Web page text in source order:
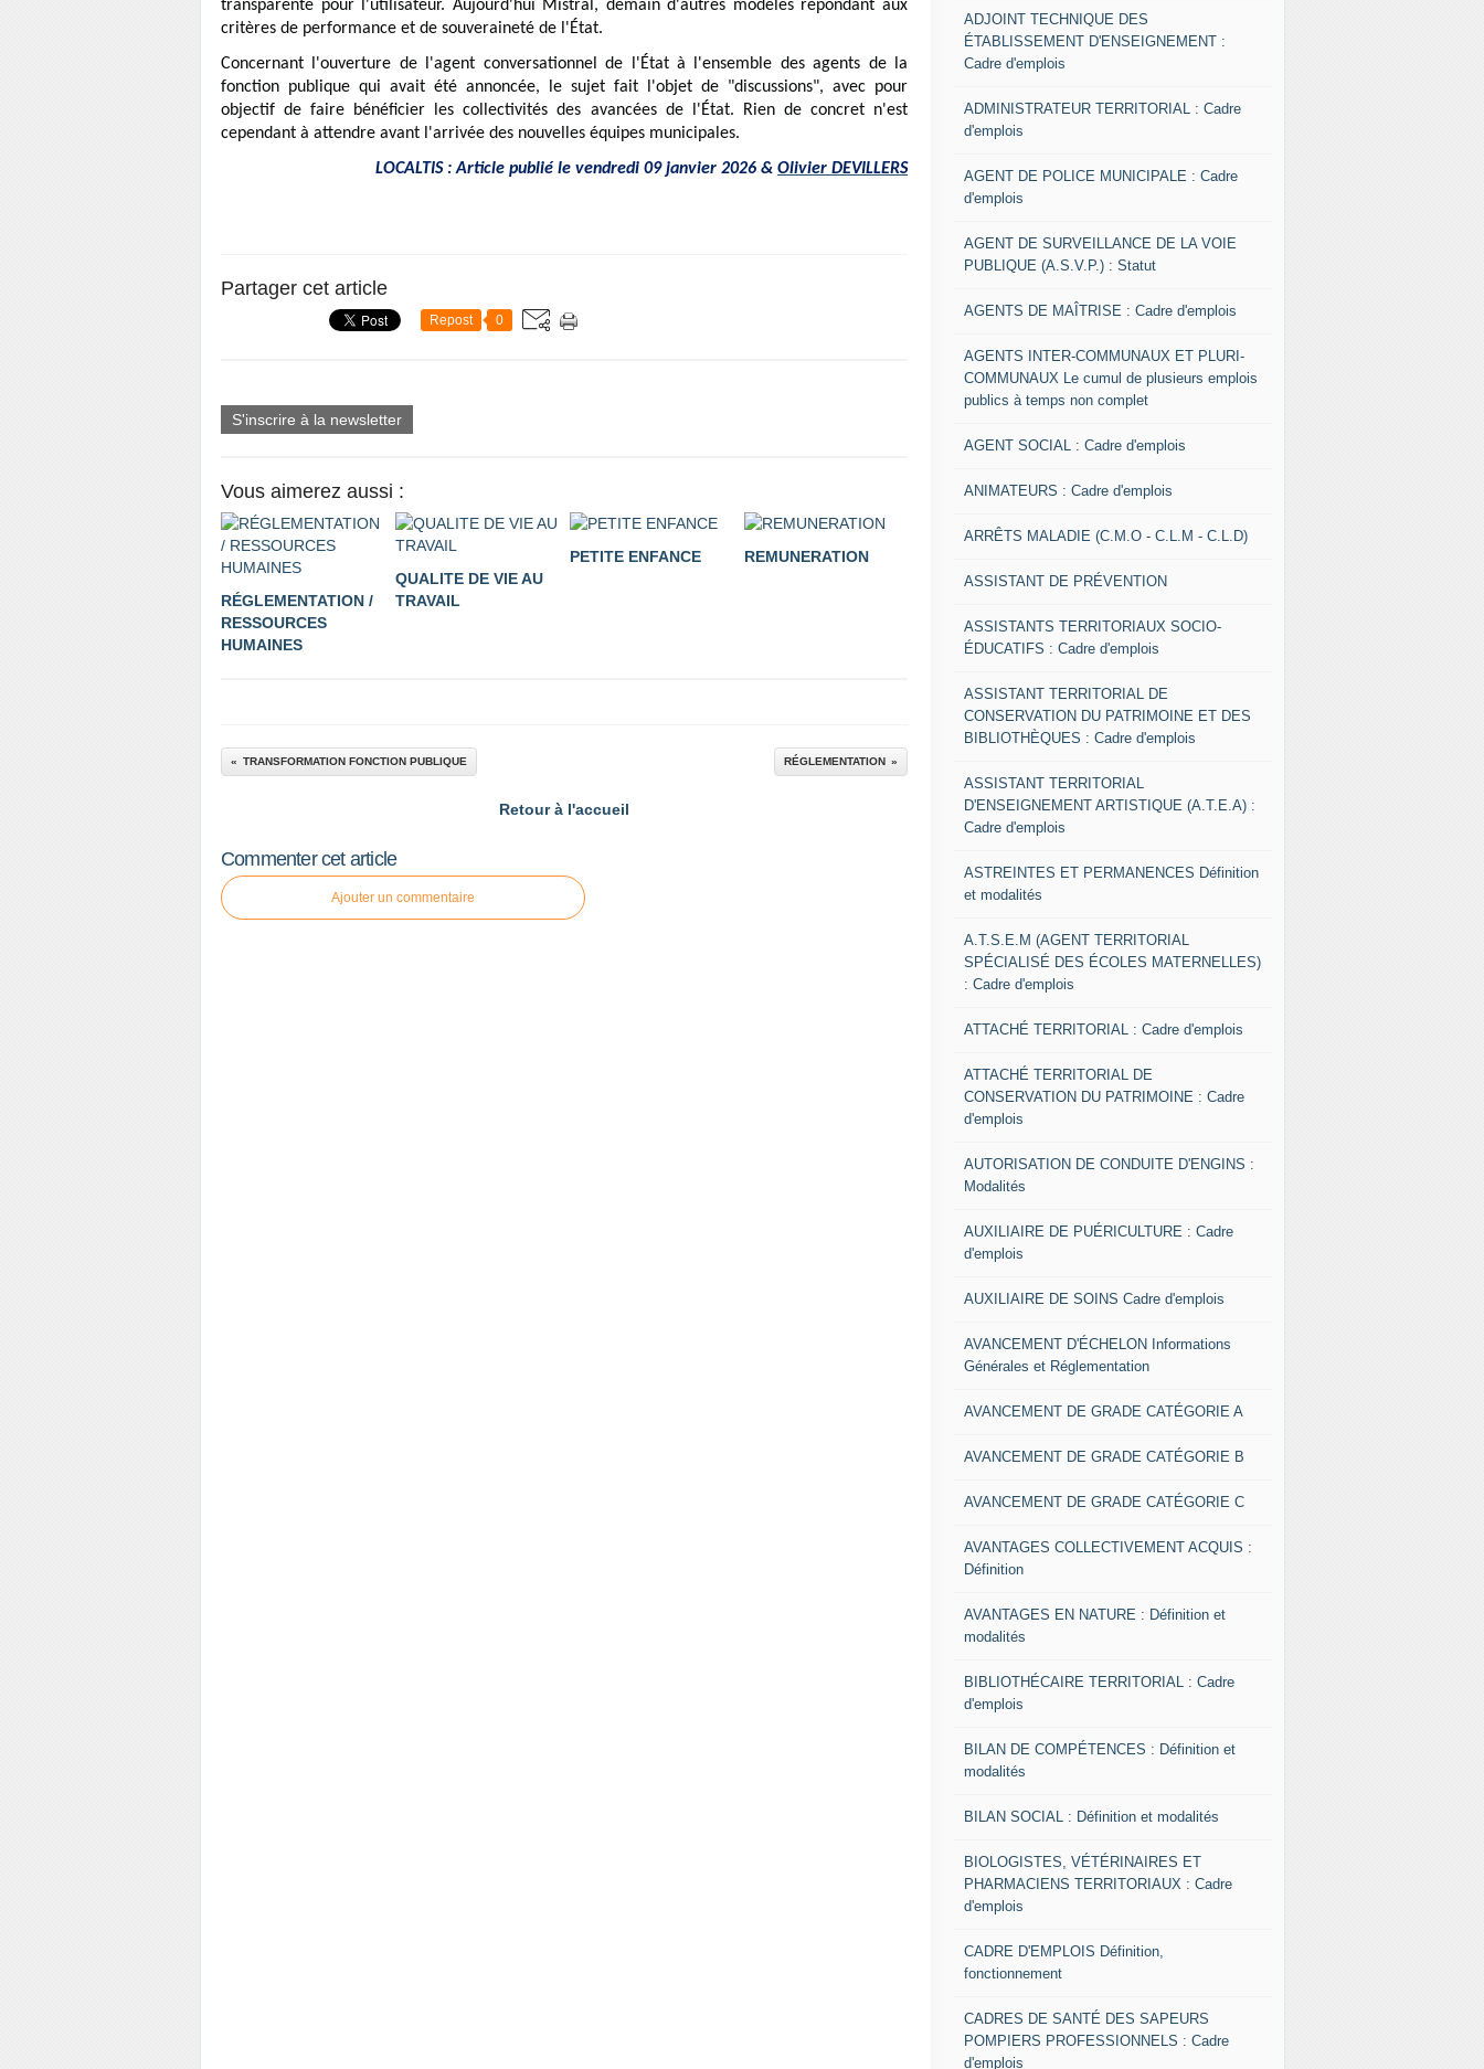
transparente pour l'utilisateur. Aujourd'hui Mistral, demain d'autres modèles répondant aux
critères de performance et de souveraineté de l'État.
Concernant l'ouverture de l'agent conversationnel de l'État à l'ensemble des agents de la
fonction publique qui avait été annoncée, le sujet fait l'objet de "discussions", avec pour
objectif de faire bénéficier les collectivités des avancées de l'État. Rien de concret n'est
cependant à attendre avant l'arrivée des nouvelles équipes municipales.
LOCALTIS : Article publié le vendredi 09 janvier 2026 & Olivier DEVILLERS
Partager cet article
Repost 0
S'inscrire à la newsletter
Vous aimerez aussi :
RÉGLEMENTATION /
RESSOURCES
HUMAINES
QUALITE DE VIE AU
TRAVAIL
PETITE ENFANCE REMUNERATION
TRANSFORMATION FONCTION PUBLIQUE RÉGLEMENTATION
Retour à l'accueil
Commenter cet article
Ajouter un commentaire
ADJOINT TECHNIQUE DES
ÉTABLISSEMENT D'ENSEIGNEMENT :
Cadre d'emplois
ADMINISTRATEUR TERRITORIAL : Cadre
d'emplois
AGENT DE POLICE MUNICIPALE : Cadre
d'emplois
AGENT DE SURVEILLANCE DE LA VOIE
PUBLIQUE (A.S.V.P.) : Statut
AGENTS DE MAÎTRISE : Cadre d'emplois
AGENTS INTER-COMMUNAUX ET PLURI-
COMMUNAUX Le cumul de plusieurs emplois
publics à temps non complet
AGENT SOCIAL : Cadre d'emplois
ANIMATEURS : Cadre d'emplois
ARRÊTS MALADIE (C.M.O - C.L.M - C.L.D)
ASSISTANT DE PRÉVENTION
ASSISTANTS TERRITORIAUX SOCIO-
ÉDUCATIFS : Cadre d'emplois
ASSISTANT TERRITORIAL DE
CONSERVATION DU PATRIMOINE ET DES
BIBLIOTHÈQUES : Cadre d'emplois
ASSISTANT TERRITORIAL
D'ENSEIGNEMENT ARTISTIQUE (A.T.E.A) :
Cadre d'emplois
ASTREINTES ET PERMANENCES Définition
et modalités
A.T.S.E.M (AGENT TERRITORIAL
SPÉCIALISÉ DES ÉCOLES MATERNELLES)
: Cadre d'emplois
ATTACHÉ TERRITORIAL : Cadre d'emplois
ATTACHÉ TERRITORIAL DE
CONSERVATION DU PATRIMOINE : Cadre
d'emplois
AUTORISATION DE CONDUITE D'ENGINS :
Modalités
AUXILIAIRE DE PUÉRICULTURE : Cadre
d'emplois
AUXILIAIRE DE SOINS Cadre d'emplois
AVANCEMENT D'ÉCHELON Informations
Générales et Réglementation
AVANCEMENT DE GRADE CATÉGORIE A
AVANCEMENT DE GRADE CATÉGORIE B
AVANCEMENT DE GRADE CATÉGORIE C
AVANTAGES COLLECTIVEMENT ACQUIS :
Définition
AVANTAGES EN NATURE : Définition et
modalités
BIBLIOTHÉCAIRE TERRITORIAL : Cadre
d'emplois
BILAN DE COMPÉTENCES : Définition et
modalités
BILAN SOCIAL : Définition et modalités
BIOLOGISTES, VÉTÉRINAIRES ET
PHARMACIENS TERRITORIAUX : Cadre
d'emplois
CADRE D'EMPLOIS Définition,
fonctionnement
CADRES DE SANTÉ DES SAPEURS
POMPIERS PROFESSIONNELS : Cadre
d'emplois